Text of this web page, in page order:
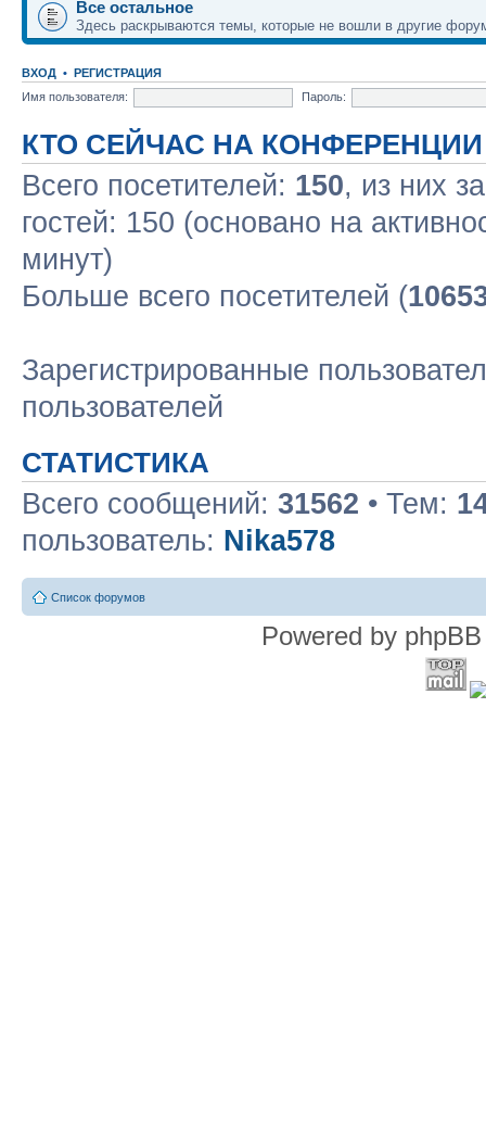
Все остальное
Здесь раскрываются темы, которые не вошли в другие
ВХОД • РЕГИСТРАЦИЯ
Имя пользователя:
Пароль:
КТО СЕЙЧАС НА КОНФЕРЕНЦИИ
Всего посетителей: 150, из них
гостей: 150 (основано на
минут)
Больше всего посетителей (
Зарегистрированные
пользователей
СТАТИСТИКА
Всего сообщений: 31562 • Тем:
пользователь: Nika578
Список форумов
Powered by